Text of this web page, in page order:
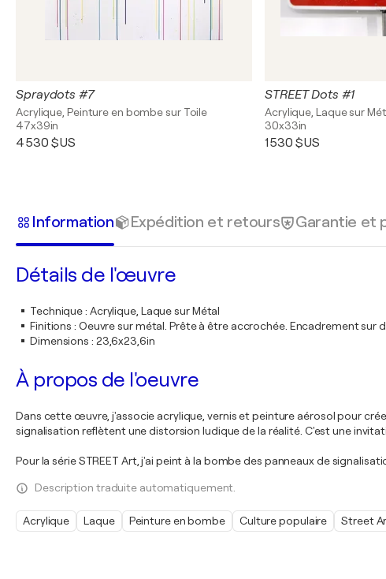
Spraydots #7
Acrylique, Peinture en bombe sur Toile
47x39in
4 530 $US
STREET Dots #1
Acrylique, Laque sur
30x33in
1 530 $US
Information Expédition et retours Garantie et
Détails de l'œuvre
Technique: Acrylique, Laque sur Métal
Finitions : Oeuvre sur métal. Prête à être accrochée. Encadrement sur
Dimensions : 23,6x23,6in
À propos de l'oeuvre
Dans cette œuvre, j'associe acrylique, vernis et peinture aérosol pour
signalisation reflètent une distorsion ludique de la réalité. C'est une
Pour la série STREET Art, j'ai peint à la bombe des panneaux de
Description traduite automatiquement.
Acrylique Laque Peinture en bombe Culture populaire Street